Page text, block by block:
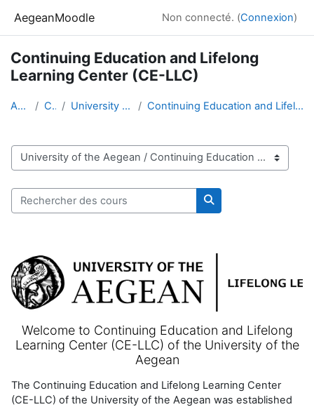
AegeanMoodle Non connecté. (Connexion)
Continuing Education and Lifelong
Learning Center (CE-LLC)
Accueil Cours University of the Aegean Continuing Education and Lifelong Learning Center (CE-LLC)
Catégories de cours
Rechercher des cours
Rechercher des
Welcome to Continuing Education and Lifelong
Learning Center (CE-LLC) of the University of the
Aegean
The Continuing Education and Lifelong Learning Center
(CE-LLC) of the University of the Aegean was established